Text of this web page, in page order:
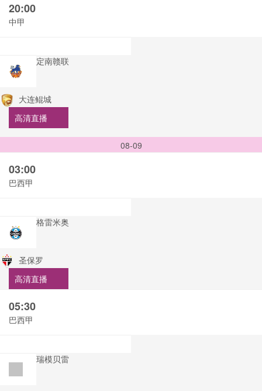
20:00
中甲
定南赣联
大连鲲城
高清直播
08-09
03:00
巴西甲
格雷米奥
圣保罗
高清直播
05:30
巴西甲
瑞模贝雷